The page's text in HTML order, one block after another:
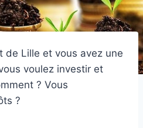
de Lille et vous avez une
voulez investir et
? Vous
?